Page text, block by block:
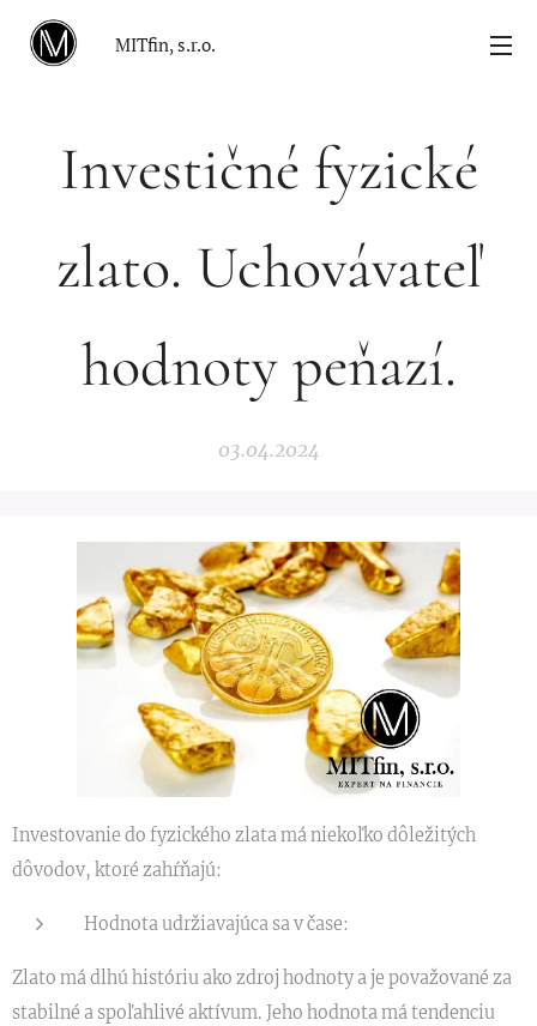
MITfin, s.r.o.
Investičné fyzické
zlato. Uchovávateľ
hodnoty peňazí.
03.04.2024
Investovanie do fyzického zlata má niekoľko dôležitých
dôvodov, ktoré zahŕňajú:
Hodnota udržiavajúca sa v čase:
Zlato má dlhú históriu ako zdroj hodnoty a je považované za
stabilné a spoľahlivé aktívum. Jeho hodnota má tendenciu